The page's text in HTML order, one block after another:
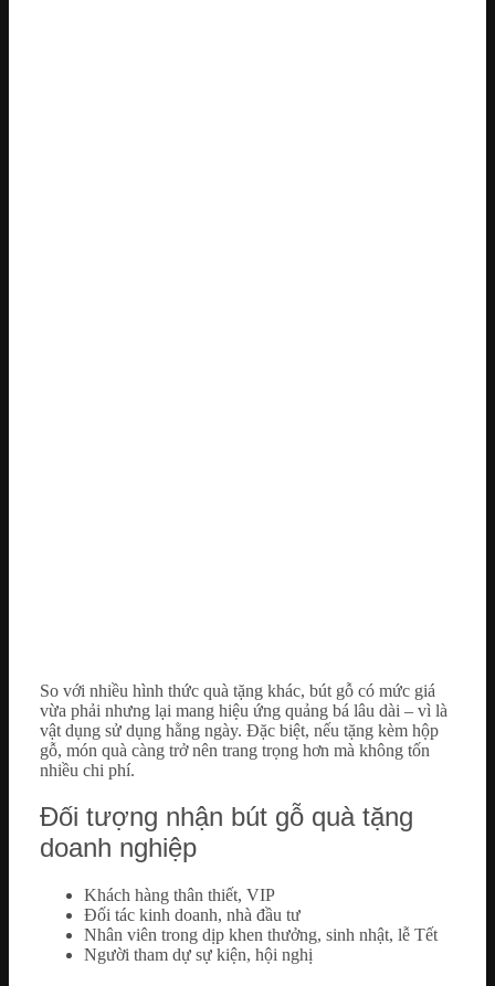
So với nhiều hình thức quà tặng khác, bút gỗ có mức giá
vừa phải nhưng lại mang hiệu ứng quảng bá lâu dài – vì là
vật dụng sử dụng hằng ngày. Đặc biệt, nếu tặng kèm hộp
gỗ, món quà càng trở nên trang trọng hơn mà không tốn
nhiều chi phí.
Đối tượng nhận bút gỗ quà tặng
doanh nghiệp
Khách hàng thân thiết, VIP
Đối tác kinh doanh, nhà đầu tư
Nhân viên trong dịp khen thưởng, sinh nhật, lễ Tết
Người tham dự sự kiện, hội nghị